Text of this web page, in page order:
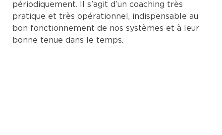
périodiquement. Il s’agit d’un coaching très
pratique et très opérationnel, indispensable au
bon fonctionnement de nos systèmes et à leur
bonne tenue dans le temps.